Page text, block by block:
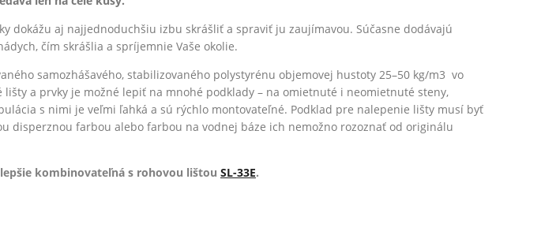
dokážu aj najjednoduchšiu izbu skrášliť a spraviť ju zaujímavou. Súčasne dodávajú
čím skrášlia a spríjemnie Vaše okolie.
samozhášavého, stabilizovaného polystyrénu objemovej hustoty 25–50 kg/m3 vo
lišty a prvky je možné lepiť na mnohé podklady – na omietnuté i neomietnuté steny,
s nimi je veľmi ľahká a sú rýchlo montovateľné. Podklad pre nalepenie lišty musí byť
disperznou farbou alebo farbou na vodnej báze ich nemožno rozoznať od originálu
kombinovateľná s rohovou lištou SL-33E.